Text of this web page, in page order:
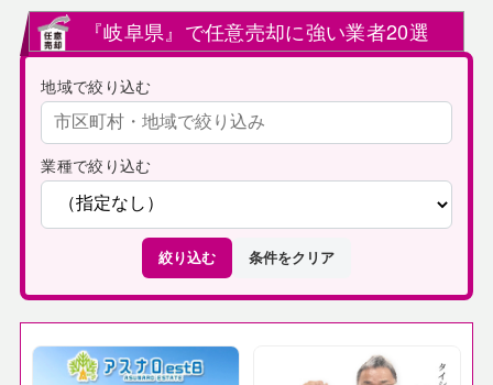
『岐阜県』で任意売却に強い業者20選
地域で絞り込む
業種で絞り込む
絞り込む 条件をクリア